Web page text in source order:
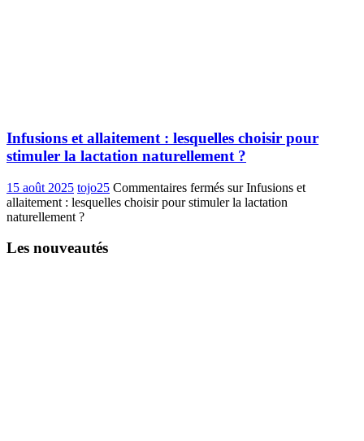
Infusions et allaitement : lesquelles choisir pour
stimuler la lactation naturellement ?
15 août 2025 tojo25 Commentaires fermés sur Infusions et
allaitement : lesquelles choisir pour stimuler la lactation
naturellement ?
Les nouveautés